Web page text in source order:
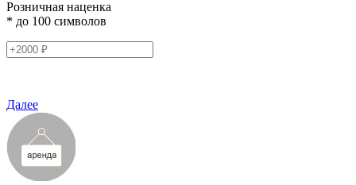
Розничная наценка
* до 100 символов
Далее